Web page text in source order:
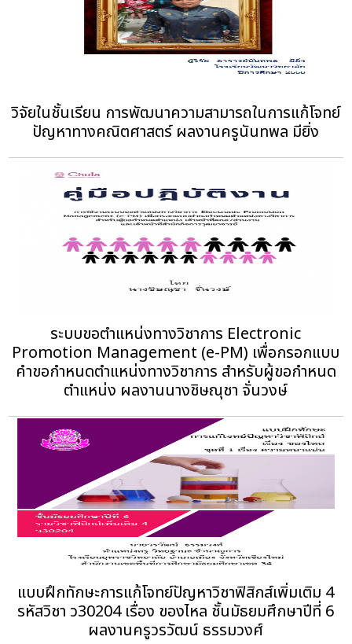
วิจัยในชั้นเรียน การพัฒนาความสามารถในการแก้โจทย์
ปัญหาทางคณิตศาสตร์ ผลงานครูนันทพล มียิ่ง
ระบบขอตำแหน่งทางวิชาการ Electronic
Promotion Management (e-PM) เพื่อกรอกแบบ
คำขอกำหนดตำแหน่งทางวิชาการ สำหรับผู้ขอกำหนด
ตำแหน่ง ผลงานนางชิษณุชา จั่นวงษ์
แบบฝึกทักษะการแก้โจทย์ปัญหาวิชาฟิสิกส์เพิ่มเติม 4
รหัสวิชา ว30204 เรื่อง ของไหล ชั้นมัธยมศึกษาปีที่ 6
ผลงานครูวรวัฒน์ ธรรมวงศ์